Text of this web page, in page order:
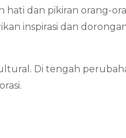
dan pikiran orang-
inspirasi dan
Di tengah